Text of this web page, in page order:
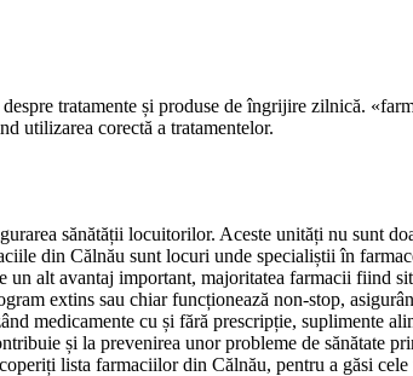
tratamente și produse de îngrijire zilnică.
utilizarea corectă a tratamentelor.
sănătății locuitorilor. Aceste unități nu sunt
din Călnău sunt locuri unde specialiștii în
alt avantaj important, majoritatea farmacii fiind
extins sau chiar funcționează non-stop,
medicamente cu și fără prescripție, suplimente
și la prevenirea unor probleme de sănătate
lista farmaciilor din Călnău, pentru a găsi